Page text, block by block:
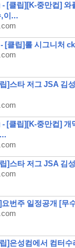
[클립][K-중만컵] 와
이...
[클립]롤 시그니처
]스타 저그 JSA 김
[클립][K-중만컵] 개
]스타 저그 JSA 김
번주 일정공개 [무
]은성컴에서 컴터수